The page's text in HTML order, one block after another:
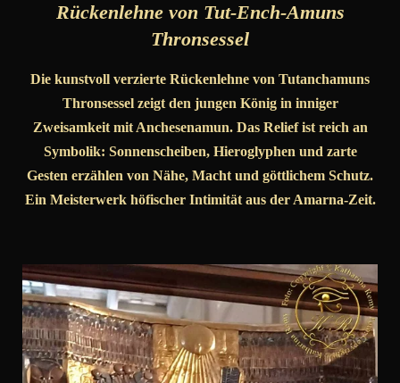
Rückenlehne von Tut-Ench-Amuns
Thronsessel
Die kunstvoll verzierte Rückenlehne von Tutanchamuns
Thronsessel zeigt den jungen König in inniger
Zweisamkeit mit Anchesenamun. Das Relief ist reich an
Symbolik: Sonnenscheiben, Hieroglyphen und zarte
Gesten erzählen von Nähe, Macht und göttlichem Schutz.
Ein Meisterwerk höfischer Intimität aus der Amarna-Zeit.